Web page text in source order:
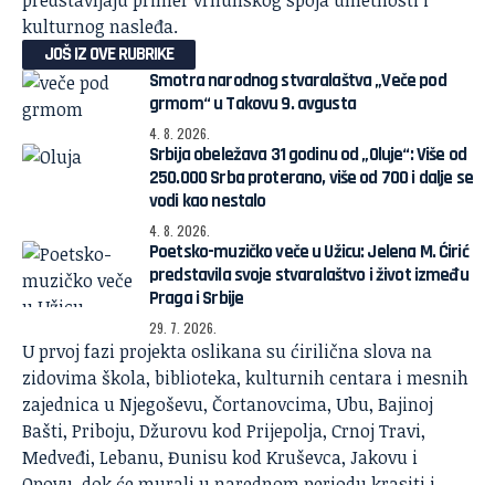
kulturnog nasleđa.
JOŠ IZ OVE RUBRIKE
Smotra narodnog stvaralaštva „Veče pod
grmom“ u Takovu 9. avgusta
4. 8. 2026.
Srbija obeležava 31 godinu od „Oluje“: Više od
250.000 Srba proterano, više od 700 i dalje se
vodi kao nestalo
4. 8. 2026.
Poetsko-muzičko veče u Užicu: Jelena M. Ćirić
predstavila svoje stvaralaštvo i život između
Praga i Srbije
29. 7. 2026.
U prvoj fazi projekta oslikana su ćirilična slova na
zidovima škola, biblioteka, kulturnih centara i mesnih
zajednica u Njegoševu, Čortanovcima, Ubu, Bajinoj
Bašti, Priboju, Džurovu kod Prijepolja, Crnoj Travi,
Medveđi, Lebanu, Đunisu kod Kruševca, Jakovu i